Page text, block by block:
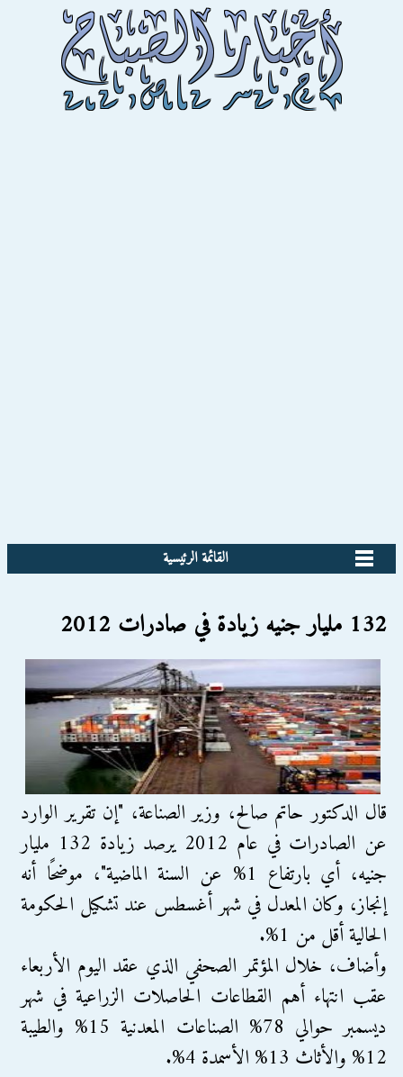
القائمة الرئيسية
132 مليار جنيه زيادة في صادرات 2012
قال الدكتور حاتم صالح، وزير الصناعة، "إن تقرير الوارد
عن الصادرات في عام 2012 يرصد زيادة 132 مليار
جنيه، أي بارتفاع 1% عن السنة الماضية"، موضحًا أنه
إنجاز، وكان المعدل في شهر أغسطس عند تشكيل الحكومة
الحالية أقل من 1%.
وأضاف، خلال المؤتمر الصحفي الذي عقد اليوم الأربعاء
عقب انتهاء أهم القطاعات الحاصلات الزراعية في شهر
ديسمبر حوالي 78% الصناعات المعدنية 15% والطيبة
12% والأثاث 13% الأسمدة 4%.